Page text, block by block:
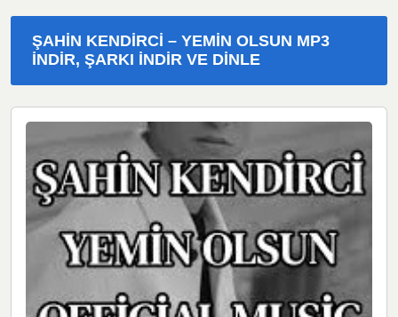
ŞAHIN KENDIRCI – YEMIN OLSUN MP3
İNDIR, ŞARKI İNDIR VE DINLE